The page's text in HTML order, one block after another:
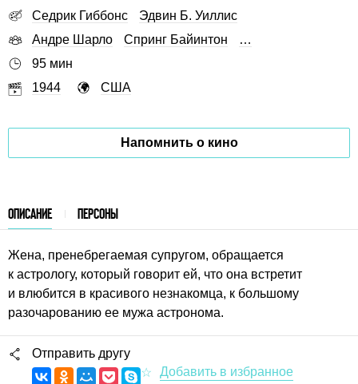
Седрик Гиббонс
Эдвин Б. Уиллис
Андре Шарло
Спринг Байинтон
…
95 мин
1944
США
Напомнить о кино
ОПИСАНИЕ ПЕРСОНЫ
Жена, пренебрегаемая супругом, обращается
к астрологу, который говорит ей, что она встретит
и влюбится в красивого незнакомца, к большому
разочарованию ее мужа астронома.
Отправить другу